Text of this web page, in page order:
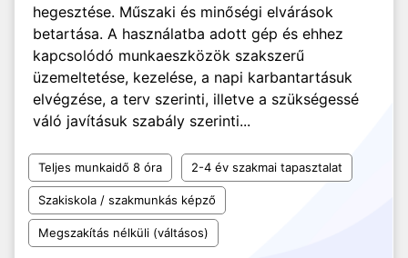
hegesztése. Műszaki és minőségi elvárások
betartása. A használatba adott gép és ehhez
kapcsolódó munkaeszközök szakszerű
üzemeltetése, kezelése, a napi karbantartásuk
elvégzése, a terv szerinti, illetve a szükségessé
váló javításuk szabály szerinti...
Teljes munkaidő 8 óra 2-4 év szakmai tapasztalat
Szakiskola / szakmunkás képző
Megszakítás nélküli (váltásos)